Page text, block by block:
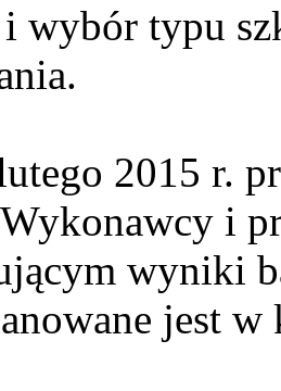
wybór typu
2015 r.
i
wyniki
jest